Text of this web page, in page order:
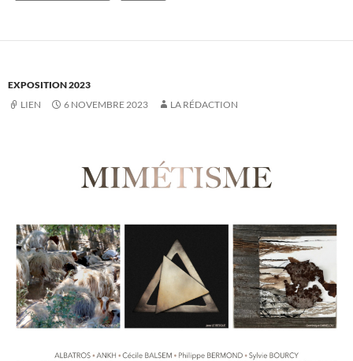
EXPOSITION 2023
LIEN
6 NOVEMBRE 2023 LA RÉDACTION